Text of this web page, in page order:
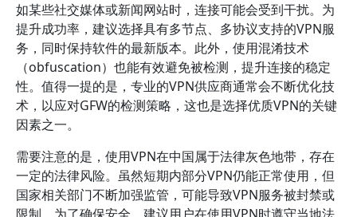
如某些社交媒体或新闻网站时，连接可能会受到干扰。为
提升成功率，建议选择具有多节点、多协议支持的VPN服
务，同时保持软件的最新版本。此外，使用混淆技术
（obfuscation）也能有效避免被检测，提升连接的稳定
性。值得一提的是，专业的VPN供应商通常会不断优化技
术，以应对GFW的检测策略，这也是选择优质VPN的关键
因素之一。
需要注意的是，使用VPN在中国属于法律灰色地带，存在
一定的法律风险。虽然短期内部分VPN仍能正常使用，但
国家相关部门不断加强监管，可能导致VPN服务被封禁或